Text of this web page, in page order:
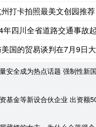
卡拍照最美文创园推荐：凤凰里
四川全省道路交通事故起数
的贸易谈判在7月9日大限来
安全成为热点话题 强制性新
基金等新设合伙企业 出资额